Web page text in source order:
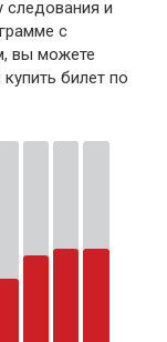
следования и
с
вы можете
билет по